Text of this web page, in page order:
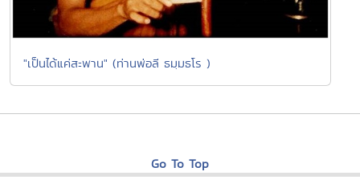
"เป็นได้แค่สะพาน" (ท่านพ่อลี ธมฺมธโร )
Go To Top